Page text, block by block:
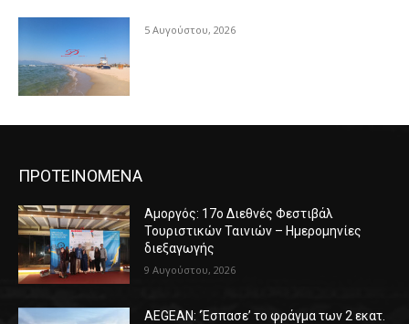
5 Αυγούστου, 2026
ΠΡΟΤΕΙΝΟΜΕΝΑ
Αμοργός: 17ο Διεθνές Φεστιβάλ
Τουριστικών Ταινιών – Ημερομηνίες
διεξαγωγής
9 Αυγούστου, 2026
AEGEAN: ‘Έσπασε’ το φράγμα των 2 εκατ.